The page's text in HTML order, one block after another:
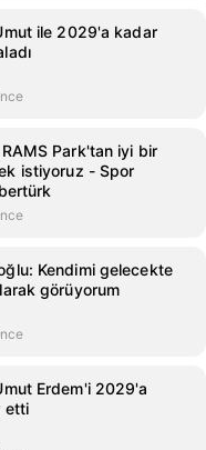
ile 2029'a kadar
Park'tan iyi bir
istiyoruz - Spor
Kendimi gelecekte
görüyorum
Erdem'i 2029'a
etti